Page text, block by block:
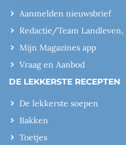
Aanmelden nieuwsbrief
Redactie/Team Landleven,
Mijn Magazines app
Vraag en Aanbod
DE LEKKERSTE RECEPTEN
De lekkerste soepen
Bakken
Toetjes